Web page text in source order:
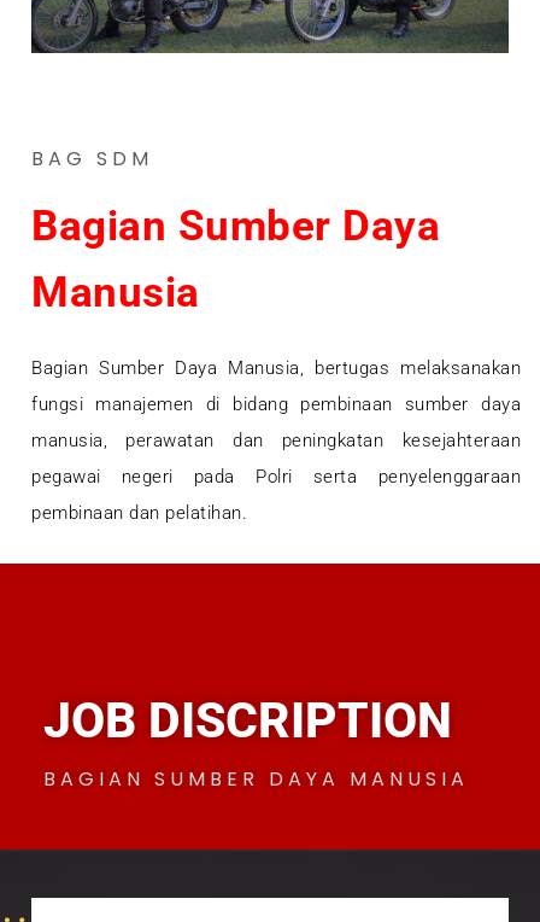
BAG SDM
Bagian Sumber Daya
Manusia
Bagian Sumber Daya Manusia, bertugas melaksanakan
fungsi manajemen di bidang pembinaan sumber daya
manusia, perawatan dan peningkatan kesejahteraan
pegawai negeri pada Polri serta penyelenggaraan
pembinaan dan pelatihan.
JOB DISCRIPTION
BAGIAN SUMBER DAYA MANUSIA